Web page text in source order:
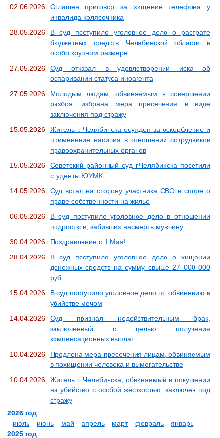
02.06.2026
Оглашен приговор за хищение телефона у
инвалида-колясочника
28.05.2026
В суд поступило уголовное дело о растрате
бюджетных средств Челябинской области в
особо крупном размере
27.05.2026
Суд отказал в удовлетворении иска об
оспаривании статуса иноагента
27.05.2026
Молодым людям, обвиняемым в совершении
разбоя, избрана мера пресечения в виде
заключения под стражу
15.05.2026
Житель г. Челябинска осужден за оскорбление и
применение насилия в отношении сотрудников
правоохранительных органов
15.05.2026
Советский районный суд г.Челябинска посетили
студенты ЮУМК
14.05.2026
Суд встал на сторону участника СВО в споре о
праве собственности на жилье
06.05.2026
В суд поступило уголовное дело в отношении
подростков, забивших насмерть мужчину
30.04.2026
Поздравление с 1 Мая!
28.04.2026
В суд поступило уголовное дело о хищении
денежных средств на сумму свыше 27 000 000
руб.
15.04.2026
В суд поступило уголовное дело по обвинению в
убийстве мечом
14.04.2026
Суд признал недействительным брак,
заключенный с целью получения
компенсационных выплат
10.04.2026
Продлена мера пресечения лицам, обвиняемым
в похищении человека и вымогательстве
10.04.2026
Житель г. Челябинска, обвиняемый в покушении
на убийство с особой жёсткостью, заключен под
стражу
2026 год
июль
июнь май апрель март февраль
январь
2025 год